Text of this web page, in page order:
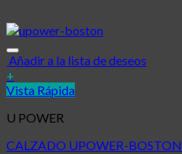
Añadir a la lista de deseos
+
Vista Rápida
U POWER
CALZADO UPOWER-BOSTON